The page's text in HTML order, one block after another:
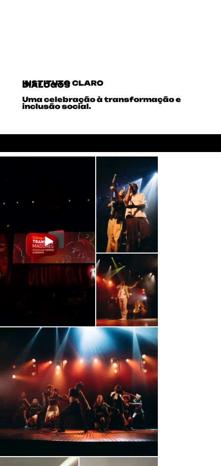
INSTITUTO CLARO
DIÁLOGOS
Uma celebração à transformação e
inclusão social.